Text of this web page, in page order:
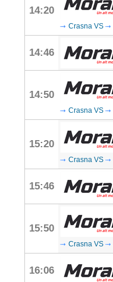
14:20
Crasna VS
14:46
14:50
Crasna VS
15:20
Crasna VS
15:46
15:50
Crasna VS
16:06